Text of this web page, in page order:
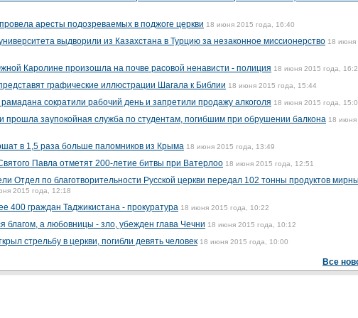
аресты подозреваемых в поджоге церкви 18 июня 2015 года, 16:40
выдворили из Казахстана в Турцию за незаконное миссионерство 18 июня
Каролине произошла на почве расовой ненависти - полиция 18 июня 2015 года,
графические иллюстрации Шагала к Библии 18 июня 2015 года, 15:44
сократили рабочий день и запретили продажу алкоголя 18 июня 2015 года,
прошла заупокойная служба по студентам, погибшим при обрушении балкона 18 июня
в 1,5 раза больше паломников из Крыма 18 июня 2015 года, 13:49
Павла отметят 200-летие битвы при Ватерлоо 18 июня 2015 года, 12:51
Отдел по благотворительности Русской церкви передал 102 тонны продуктов
2015 года, 12:18
400 граждан Таджикистана - прокуратура 18 июня 2015 года, 10:22
благом, а любовницы - зло, убежден глава Чечни 18 июня 2015 года, 10:12
стрельбу в церкви, погибли девять человек 18 июня 2015 года, 10:00
Все